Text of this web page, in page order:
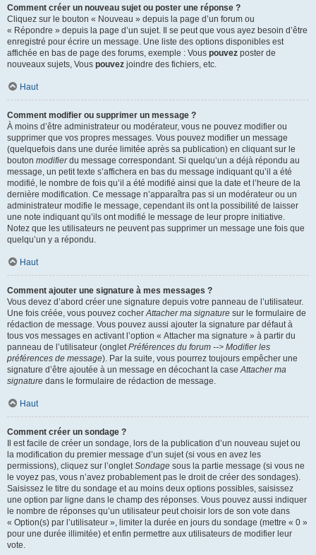
Comment créer un nouveau sujet ou poster une réponse ?
Cliquez sur le bouton « Nouveau » depuis la page d’un forum ou
« Répondre » depuis la page d’un sujet. Il se peut que vous ayez besoin d’être
enregistré pour écrire un message. Une liste des options disponibles est
affichée en bas de page des forums, exemple : Vous pouvez poster de
nouveaux sujets, Vous pouvez joindre des fichiers, etc.
Haut
Comment modifier ou supprimer un message ?
À moins d’être administrateur ou modérateur, vous ne pouvez modifier ou
supprimer que vos propres messages. Vous pouvez modifier un message
(quelquefois dans une durée limitée après sa publication) en cliquant sur le
bouton modifierdu message correspondant. Si quelqu’un a déjà répondu au
message, un petit texte s’affichera en bas du message indiquant qu’il a été
modifié, le nombre de fois qu’il a été modifié ainsi que la date et l’heure de la
dernière modification. Ce message n’apparaîtra pas si un modérateur ou un
administrateur modifie le message, cependant ils ont la possibilité de laisser
une note indiquant qu’ils ont modifié le message de leur propre initiative.
Notez que les utilisateurs ne peuvent pas supprimer un message une fois que
quelqu’un y a répondu.
Haut
Comment ajouter une signature à mes messages ?
Vous devez d’abord créer une signature depuis votre panneau de l’utilisateur.
Une fois créée, vous pouvez cocherAttacher ma signature sur le formulaire de
rédaction de message. Vous pouvez aussi ajouter la signature par défaut à
tous vos messages en activant l’option « Attacher ma signature » à partir du
panneau de l’utilisateur (ongletPréférences du forum --> Modifier les
préférences de message). Par la suite, vous pourrez toujours empêcher une
signature d’être ajoutée à un message en décochant la caseAttacher ma
signature dans le formulaire de rédaction de message.
Haut
Comment créer un sondage ?
Il est facile de créer un sondage, lors de la publication d’un nouveau sujet ou
la modification du premier message d’un sujet (si vous en avez les
permissions), cliquez sur l’ongletSondage sous la partie message (si vous ne
le voyez pas, vous n’avez probablement pas le droit de créer des sondages).
Saisissez le titre du sondage et au moins deux options possibles, saisissez
une option par ligne dans le champ des réponses. Vous pouvez aussi indiquer
le nombre de réponses qu’un utilisateur peut choisir lors de son vote dans
« Option(s) par l’utilisateur », limiter la durée en jours du sondage (mettre « 0 »
pour une durée illimitée) et enfin permettre aux utilisateurs de modifier leur
vote.